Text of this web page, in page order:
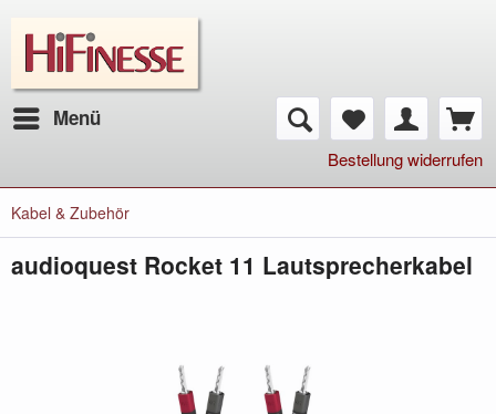
Menü
Bestellung widerrufen
Kabel & Zubehör
audioquest Rocket 11 Lautsprecherkabel